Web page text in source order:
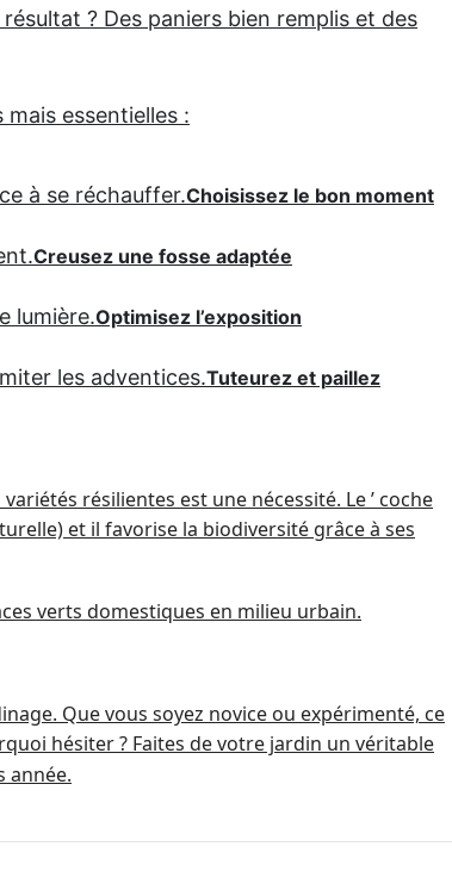
? Des paniers bien remplis et des
essentielles :
à se réchauffer.Choisissez le bon moment
Creusez une fosse adaptée
lumière.Optimisez l’exposition
les adventices.Tuteurez et paillez
résilientes est une nécessité. Le ’ coche
et il favorise la biodiversité grâce à ses
verts domestiques en milieu urbain.
Que vous soyez novice ou expérimenté, ce
hésiter ? Faites de votre jardin un véritable
année.